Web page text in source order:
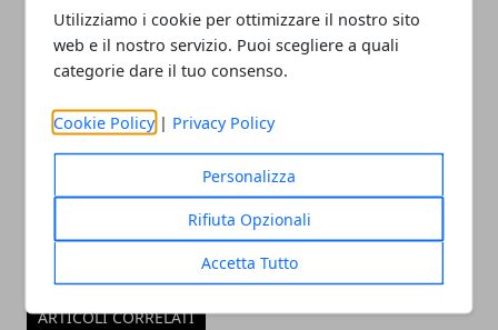
Utilizziamo i cookie per ottimizzare il nostro sito
web e il nostro servizio. Puoi scegliere a quali
categorie dare il tuo consenso.
Cookie Policy | Privacy Policy
Personalizza
Rifiuta Opzionali
Accetta Tutto
ARTICOLI CORRELATI